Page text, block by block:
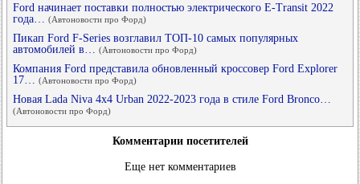
Ford начинает поставки полностью электрического E-Transit 2022
года…
(Автоновости про Форд)
Пикап Ford F-Series возглавил ТОП-10 самых популярных
автомобилей в…
(Автоновости про Форд)
Компания Ford представила обновленный кроссовер Ford Explorer
17…
(Автоновости про Форд)
Новая Lada Niva 4x4 Urban 2022-2023 года в стиле Ford Bronco…
(Автоновости про Форд)
Комментарии посетителей
Еще нет комментариев